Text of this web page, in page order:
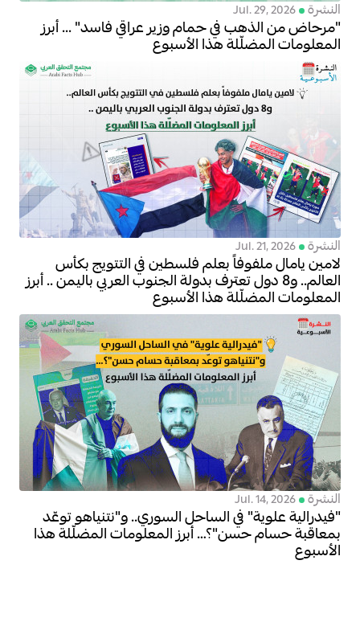
النشرة Jul. 29, 2026
"مرحاض من الذهب في حمام وزير عراقي فاسد" ... أبرز
المعلومات المضلّلة هذا الأسبوع
النشرة Jul. 21, 2026
لامين يامال ملفوفاً بعلم فلسطين في التتويج بكأس
العالم.. و8 دول تعترف بدولة الجنوب العربي باليمن .. أبرز
المعلومات المضلّلة هذا الأسبوع
النشرة Jul. 14, 2026
"فيدرالية علوية" في الساحل السوري.. و"نتنياهو توعّد
بمعاقبة حسام حسن"؟… أبرز المعلومات المضلّلة هذا
الأسبوع